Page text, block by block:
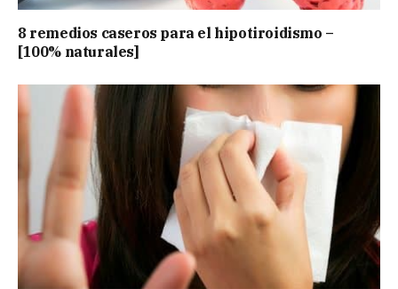
8 remedios caseros para el hipotiroidismo –
[100% naturales]